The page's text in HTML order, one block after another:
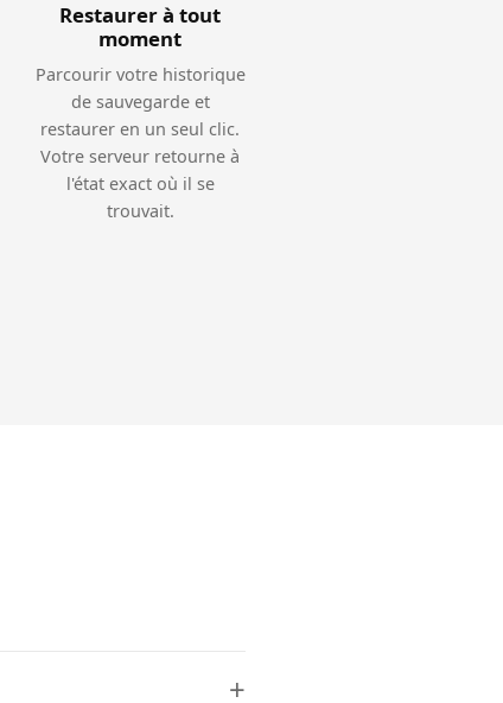
Restaurer à tout
moment
Parcourir votre historique
de sauvegarde et
restaurer en un seul clic.
Votre serveur retourne à
l'état exact où il se
trouvait.
+